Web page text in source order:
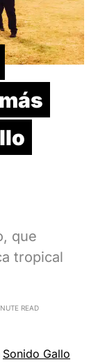
que
tropical
READ
Sonido Gallo